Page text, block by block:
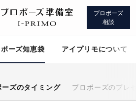
プロポーズ
相談
ーズ知恵袋 アイプリモについて
ーズのタイミング プロポーズのプレ
先輩の体験談